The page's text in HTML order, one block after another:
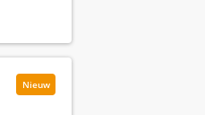
Nieuw